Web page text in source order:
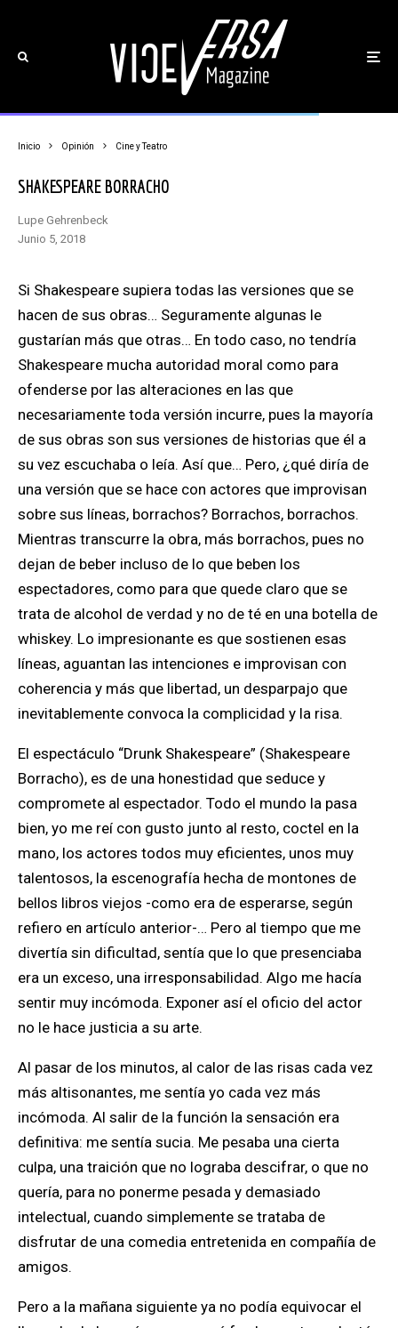
Inicio Opinión Cine y Teatro
SHAKESPEARE BORRACHO
Lupe Gehrenbeck
junio 5, 2018
Si Shakespeare supiera todas las versiones que se
hacen de sus obras… Seguramente algunas le
gustarían más que otras… En todo caso, no tendría
Shakespeare mucha autoridad moral como para
ofenderse por las alteraciones en las que
necesariamente toda versión incurre, pues la mayoría
de sus obras son sus versiones de historias que él a
su vez escuchaba o leía. Así que… Pero, ¿qué diría de
una versión que se hace con actores que improvisan
sobre sus líneas, borrachos? Borrachos, borrachos.
Mientras transcurre la obra, más borrachos, pues no
dejan de beber incluso de lo que beben los
espectadores, como para que quede claro que se
trata de alcohol de verdad y no de té en una botella de
whiskey. Lo impresionante es que sostienen esas
líneas, aguantan las intenciones e improvisan con
coherencia y más que libertad, un desparpajo que
inevitablemente convoca la complicidad y la risa.
El espectáculo “Drunk Shakespeare” (Shakespeare
Borracho), es de una honestidad que seduce y
compromete al espectador. Todo el mundo la pasa
bien, yo me reí con gusto junto al resto, coctel en la
mano, los actores todos muy eficientes, unos muy
talentosos, la escenografía hecha de montones de
bellos libros viejos -como era de esperarse, según
refiero en artículo anterior-… Pero al tiempo que me
divertía sin dificultad, sentía que lo que presenciaba
era un exceso, una irresponsabilidad. Algo me hacía
sentir muy incómoda. Exponer así el oficio del actor
no le hace justicia a su arte.
Al pasar de los minutos, al calor de las risas cada vez
más altisonantes, me sentía yo cada vez más
incómoda. Al salir de la función la sensación era
definitiva: me sentía sucia. Me pesaba una cierta
culpa, una traición que no lograba descifrar, o que no
quería, para no ponerme pesada y demasiado
intelectual, cuando simplemente se trataba de
disfrutar de una comedia entretenida en compañía de
amigos.
Pero a la mañana siguiente ya no podía equivocar el